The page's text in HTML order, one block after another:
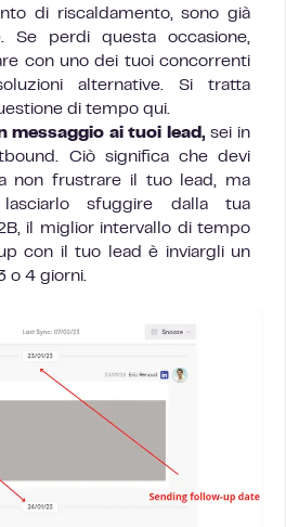
di riscaldamento, sono già
Se perdi questa occasione,
con uno dei tuoi concorrenti
alternative. Si tratta
di tempo qui.
messaggio ai tuoi lead, sei in
Ciò significa che devi
non frustrare il tuo lead, ma
sfuggire dalla tua
il miglior intervallo di tempo
con il tuo lead è inviargli un
o 4 giorni.